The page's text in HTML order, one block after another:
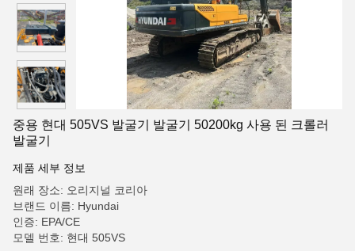
중용 현대 505VS 발굴기 발굴기 50200kg 사용 된 크롤러
발굴기
제품 세부 정보
원래 장소: 오리지널 코리아
브랜드 이름: Hyundai
인증: EPA/CE
모델 번호: 현대 505VS